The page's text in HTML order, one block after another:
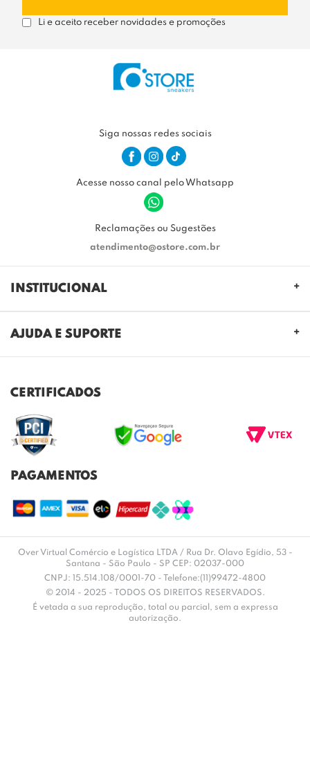
Li e aceito receber novidades e promoções
Siga nossas redes sociais
Acesse nosso canal pelo Whatsapp
Reclamações ou Sugestões
atendimento@ostore.com.br
INSTITUCIONAL
REGULAMENTO CASHBACK
AJUDA E SUPORTE
TROCAS E DEVOLUÇÕES
ENVIO E ENTREGA
DÚVIDAS FREQUENTES
CERTIFICADOS
PAGAMENTOS
Over Virtual Comércio e Logística LTDA / Rua Dr. Olavo Egídio, 53 -
Santana - São Paulo - SP CEP: 02037-000
CNPJ: 15.514.108/0001-70 - Telefone:(11)99472-4800
© 2014 - 2025 - TODOS OS DIREITOS RESERVADOS.
É vetada a sua reprodução, total ou parcial, sem a expressa
autorização.